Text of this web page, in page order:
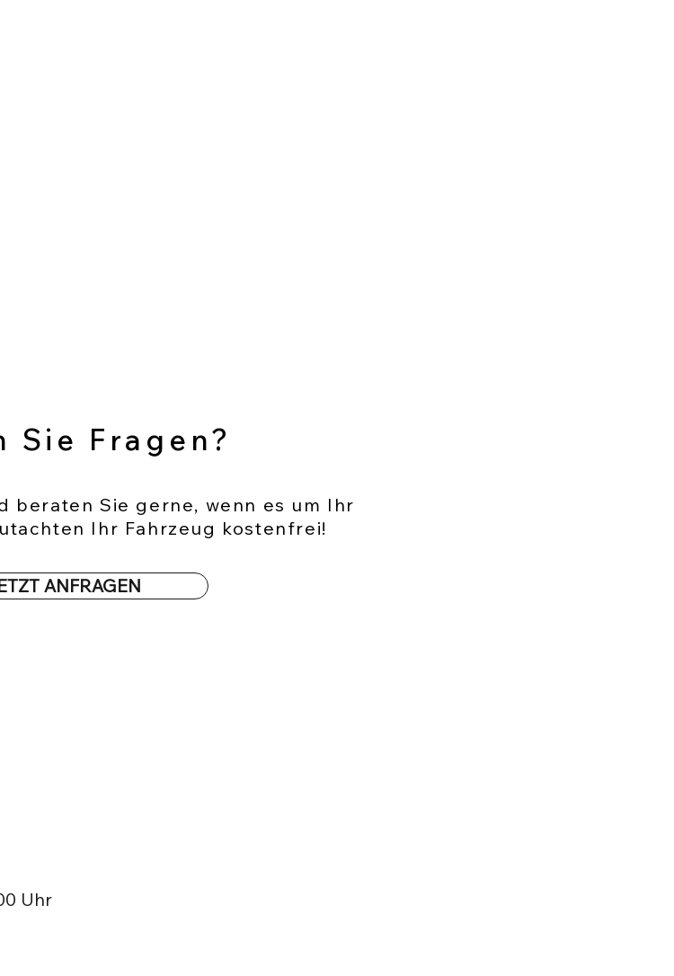
Sie Fragen?
beraten Sie gerne, wenn es um Ihr
Ihr Fahrzeug kostenfrei!
ANFRAGEN
Uhr